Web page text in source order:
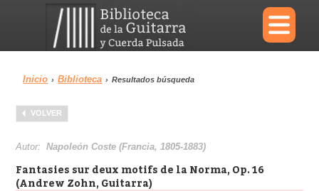
×
Menu
Biblioteca Diccionario
Inicio › Biblioteca › Resultados búsqueda
VOLVER
Autor:Napoleón Coste (Francia, 1805-1883)
Fantasies sur deux motifs de la Norma, Op. 16
(Andrew Zohn, Guitarra)